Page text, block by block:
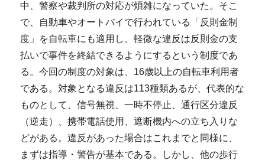
中、警察や裁判所の対応が煩雑になっていた。そこ
で、自動車やオートバイで行われている「反則金制
度」を自転車にも適用し、軽微な違反は反則金の支
払いで事件を終結できるようにするという制度であ
る。今回の制度の対象は、16歳以上の自転車利用者
である。対象となる違反は113種類あるが、代表的な
ものとして、信号無視、一時不停止、通行区分違反
（逆走）、携帯電話使用、遮断機内への立ち入りな
どがある。違反があった場合はこれまでと同様に、
まずは指導・警告が基本である。しかし、他の歩行